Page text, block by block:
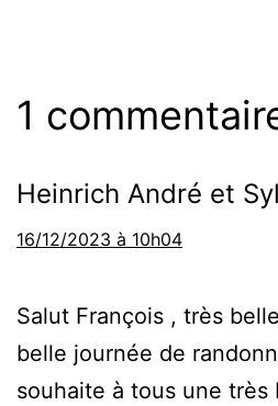
1
Heinrich André et
16/12/2023 à 10h04
Salut François , très
belle journée de
souhaite à tous une